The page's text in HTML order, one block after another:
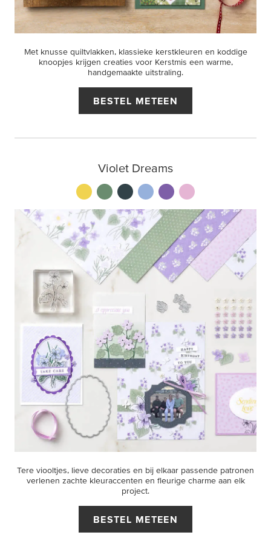
Met knusse quiltvlakken, klassieke kerstkleuren en koddige
knoopjes krijgen creaties voor Kerstmis een warme,
handgemaakte uitstraling.
BESTEL METEEN
Violet Dreams
Tere viooltjes, lieve decoraties en bij elkaar passende patronen
verlenen zachte kleuraccenten en fleurige charme aan elk
project.
BESTEL METEEN